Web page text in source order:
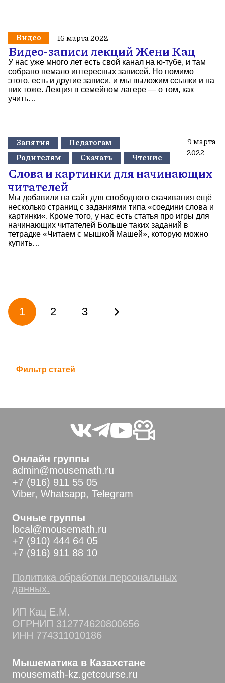
Видео 16 марта 2022
Видео-записи лекций Жени Кац
У нас уже много лет есть свой канал на ю-тубе, и там
собрано немало интересных записей. Но помимо
этого, есть и другие записи, и мы выложим ссылки и на
них тоже. Лекция в семейном лагере — о том, как
учить…
Занятия
Педагогам
Родителям
Скачать Чтение
9 марта
2022
Слова и картинки для начинающих
читателей
Мы добавили на сайт для свободного скачивания ещё
несколько страниц с заданиями типа «соедини слова и
картинки«. Кроме того, у нас есть статья про игры для
начинающих читателей Больше таких заданий в
тетрадке «Читаем с мышкой Машей», которую можно
купить…
1 2 3
Фильтр статей
Онлайн группы
admin@mousemath.ru
+7 (916) 911 55 05
Viber, Whatsapp, Telegram
Очные группы
local@mousemath.ru
+7 (910) 444 64 05
+7 (916) 911 88 10
Политика обработки персональных
данных.
ИП Кац Е.М.
ОГРНИП 312774620800656
ИНН 774311010186
Мышематика в Казахстане
mousemath-kz.getcourse.ru